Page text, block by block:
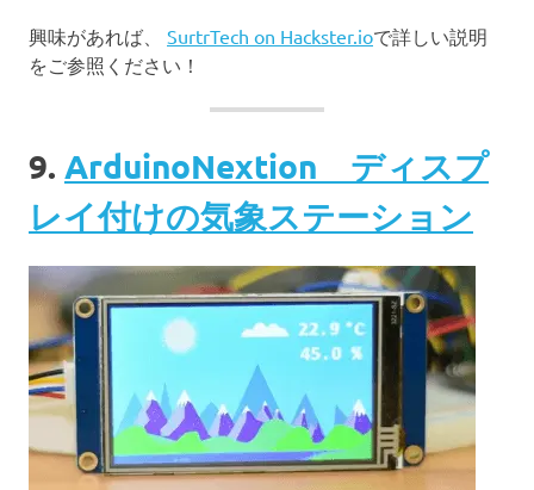
興味があれば、 SurtrTech on Hackster.ioで詳しい説明
をご参照ください！
9. ArduinoNextion ディスプ
レイ付けの気象ステーション